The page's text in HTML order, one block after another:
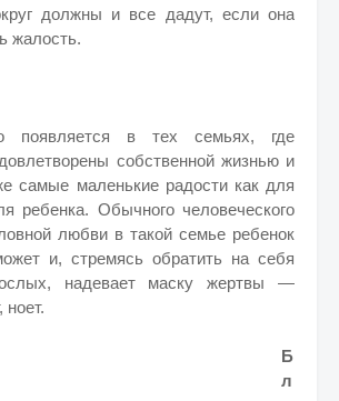
должны и все дадут, если она
жалость.
появляется в тех семьях, где
собственной жизнью и
самые маленькие радости как для
ребенка. Обычного человеческого
любви в такой семье ребенок
и, стремясь обратить на себя
надевает маску жертвы —
ноет.
Б
л